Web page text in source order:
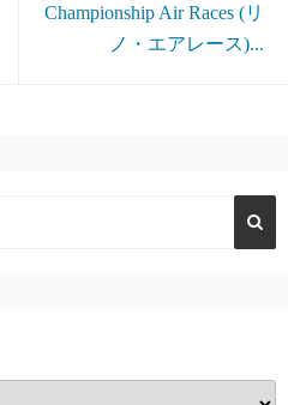
Championship Air Races (リ
ノ・エアレース)...